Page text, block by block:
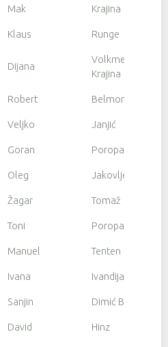
Mak Krajina
Klaus Runge
Dijana
Volkmer
Krajina
Robert Belmore
Veljko Janjić
Goran Poropat
Oleg Jakovljev
Žagar Tomaž
Toni Poropat
Manuel Tenten
Ivana Ivandija
Sanjin Dimić Boljunčić
David Hinz